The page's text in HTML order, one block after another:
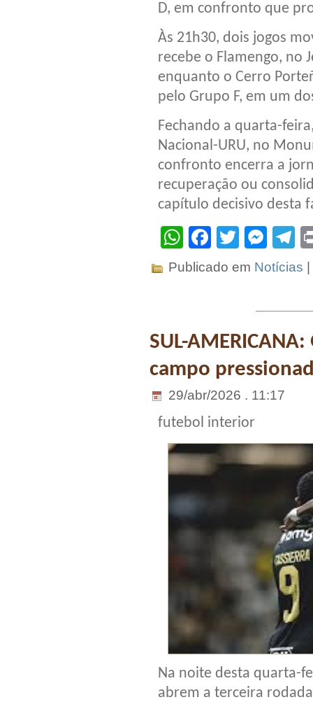
D, em confronto que
Às 21h30, dois jogos
recebe o Flamengo, no
enquanto o Cerro
pelo Grupo F, em um
Fechando a quarta-
Nacional-URU, no
confronto encerra a
recuperação ou
capítulo decisivo desta
WhatsApp
Facebook
Twitter
Publicado em Notícias
SUL-
campo
29/abr/2026 . 11:17
futebol interior
Na noite desta quarta-
abrem a terceira